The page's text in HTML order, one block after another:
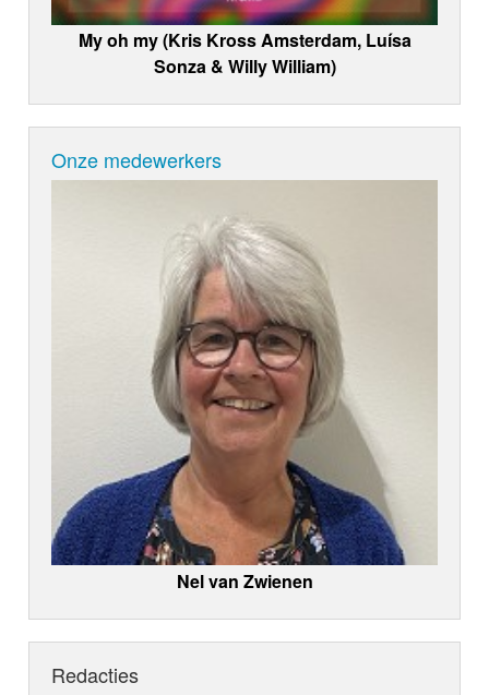
My oh my (Kris Kross Amsterdam, Luísa
Sonza & Willy William)
Onze medewerkers
Nel van Zwienen
Redacties